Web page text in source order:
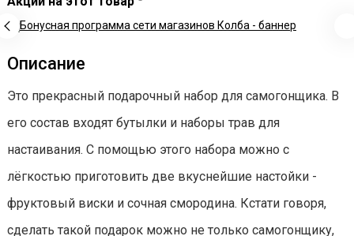
Описание
Это прекрасный подарочный набор для самогонщика. В
его состав входят бутылки и наборы трав для
настаивания. С помощью этого набора можно с
лёгкостью приготовить две вкуснейшие настойки -
фруктовый виски и сочная смородина. Кстати говоря,
сделать такой подарок можно не только самогонщику,